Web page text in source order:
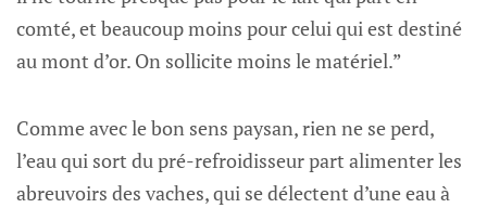
comté, et beaucoup moins pour celui qui est destiné
au mont d’or. On sollicite moins le matériel.”
Comme avec le bon sens paysan, rien ne se perd,
l’eau qui sort du pré-refroidisseur part alimenter les
abreuvoirs des vaches, qui se délectent d’une eau à